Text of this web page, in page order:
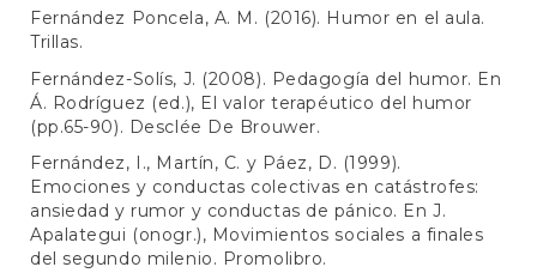
Fernández Poncela, A. M. (2016). Humor en el aula.
Trillas.
Fernández-Solís, J. (2008). Pedagogía del humor. En
Á. Rodríguez (ed.), El valor terapéutico del humor
(pp.65-90). Desclée De Brouwer.
Fernández, I., Martín, C. y Páez, D. (1999).
Emociones y conductas colectivas en catástrofes:
ansiedad y rumor y conductas de pánico. En J.
Apalategui (onogr.), Movimientos sociales a finales
del segundo milenio. Promolibro.